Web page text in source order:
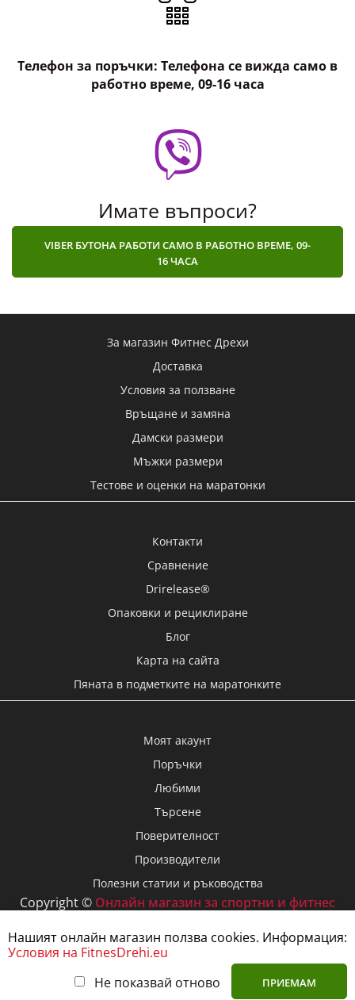
Нашият онлайн магазин ползва cookies. Информация:
Условия на FitnesDrehi.eu
Не показвай отново
ПРИЕМАМ
VIBER
Телефон за поръчки: Телефона се вижда само в
работно време, 09-16 часа
Имате въпроси?
VIBER БУТОНА РАБОТИ САМО В РАБОТНО ВРЕМЕ, 09-
16 ЧАСА
За магазин Фитнес Дрехи
Доставка
Условия за ползване
Връщане и замяна
Дамски размери
Мъжки размери
Тестове и оценки на маратонки
Контакти
Сравнение
Drirelease®
Опаковки и рециклиране
Блог
Карта на сайта
Пяната в подметките на маратонките
Моят акаунт
Поръчки
Любими
Търсене
Поверителност
Производители
Полезни статии и ръководства
Copyright © Онлайн магазин за спортни и фитнес